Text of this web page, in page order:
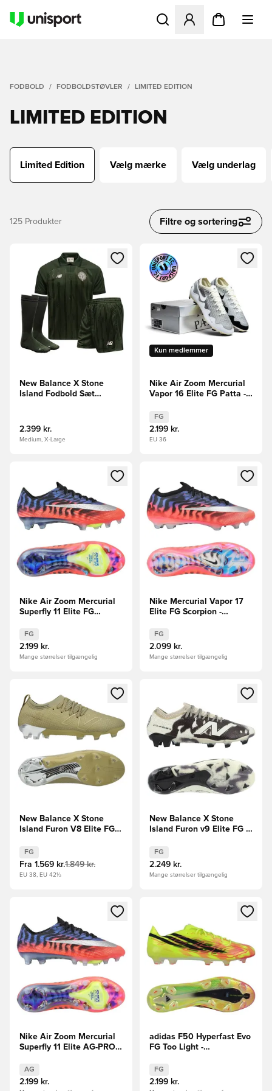
Åbner en Modal til at
FODBOLD FODBOLDSTØVLER LIMITED EDITION
LIMITED EDITION
Limited Edition Vælg mærke Vælg underlag
125 Produkter Filtre og sortering
Åbner en Modal til at logge ind eller tilmelde dig som
New Balance X Stone
Island Fodbold Sæt
2.399 kr.
Medium, X-Large
Åbner en Modal til at logge
Kun medlemmer
Nike Air Zoom Mercurial
Vapor 16 Elite FG Patta -
EDITION
FG
2.199 kr.
EU 36
Åbner en Modal til at logge ind eller tilmelde dig som
Nike Air Zoom Mercurial
Superfly 11 Elite FG
LIMITED EDITION
FG
2.199 kr.
Mange størrelser tilgængelig
Åbner en Modal til at logge
Nike Mercurial Vapor 17
Elite FG Scorpion -
EDITION
FG
2.099 kr.
Mange størrelser tilgængelig
Åbner en Modal til at logge ind eller tilmelde dig som
New Balance X Stone
Island Furon V8 Elite FG -
EDITION
FG
Fra 1.569 kr.1.849 kr.
EU 38, EU 42½
Åbner en Modal til at logge
New Balance X Stone
Island Furon v9 Elite FG -
EDITION
FG
2.249 kr.
Mange størrelser tilgængelig
Åbner en Modal til at logge ind eller tilmelde dig som
Nike Air Zoom Mercurial
Superfly 11 Elite AG-PRO
LIMITED EDITION
AG
2.199 kr.
Åbner en Modal til at logge
adidas F50 Hyperfast Evo
FG Too Light -
EDITION
FG
2.199 kr.